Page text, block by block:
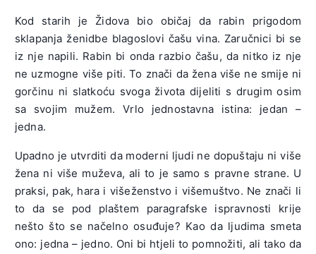
Kod starih je Židova bio običaj da rabin prigodom
sklapanja ženidbe blagoslovi čašu vina. Zaručnici bi se
iz nje napili. Rabin bi onda razbio čašu, da nitko iz nje
ne uzmogne više piti. To znači da žena više ne smije ni
gorčinu ni slatkoću svoga života dijeliti s drugim osim
sa svojim mužem. Vrlo jednostavna istina: jedan –
jedna.
Upadno je utvrditi da moderni ljudi ne dopuštaju ni više
žena ni više muževa, ali to je samo s pravne strane. U
praksi, pak, hara i višeženstvo i višemuštvo. Ne znači li
to da se pod plaštem paragrafske ispravnosti krije
nešto što se načelno osuđuje? Kao da ljudima smeta
ono: jedna – jedno. Oni bi htjeli to pomnožiti, ali tako da